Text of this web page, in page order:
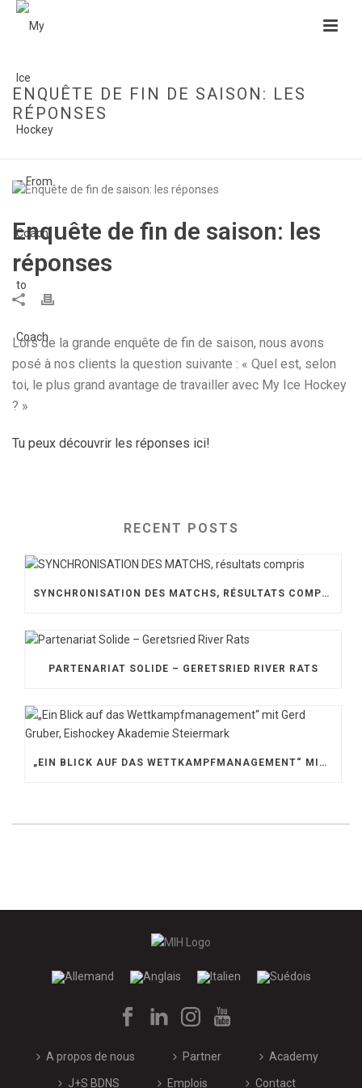
ENQUÊTE DE FIN DE SAISON: LES
RÉPONSES
Enquête de fin de saison: les
réponses
Lors de la grande enquête de fin de saison, nous avons
posé à nos clients la question suivante : « Quel est, selon
toi, le plus grand avantage de travailler avec My Ice Hockey
? »
Tu peux découvrir les réponses ici!
RECENT POSTS
SYNCHRONISATION DES MATCHS, RÉSULTATS COMPRIS
PARTENARIAT SOLIDE – GERETSRIED RIVER RATS
„EIN BLICK AUF DAS WETTKAMPFMANAGEMENT“ MIT GERD GRUBER, EISHOCKEY AKADEMIE STEIERMARK
A propos de nous Partner Academy
J+S BDNS Emplois Contact